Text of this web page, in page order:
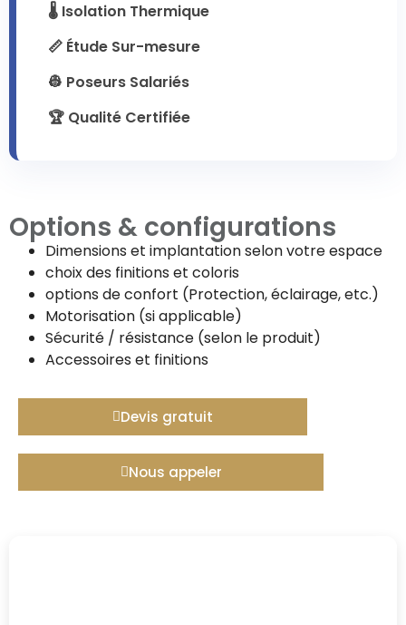
🌡️ Isolation Thermique
📏 Étude Sur-mesure
👷 Poseurs Salariés
🏆 Qualité Certifiée
Options & configurations
Dimensions et implantation selon votre espace
choix des finitions et coloris
options de confort (Protection, éclairage, etc.)
Motorisation (si applicable)
Sécurité / résistance (selon le produit)
Accessoires et finitions
Devis gratuit
Nous appeler